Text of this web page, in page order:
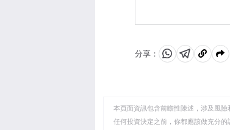
元，因為它是世界
影響，因為日本國
拋售這些國債。
分享：
分
WhatsApp
分
Telegram
複
剪
貼
本頁面資訊包含前瞻性陳述，涉及風
任何投資決定之前，你都應該做充分